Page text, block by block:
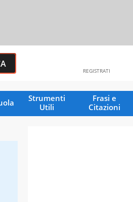
REGISTRATI
Strumenti
Utili
Frasi e
Citazioni